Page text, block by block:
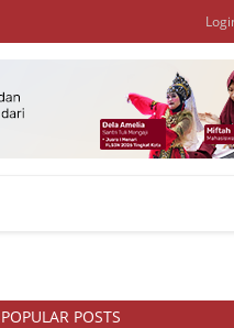
POPULAR POSTS